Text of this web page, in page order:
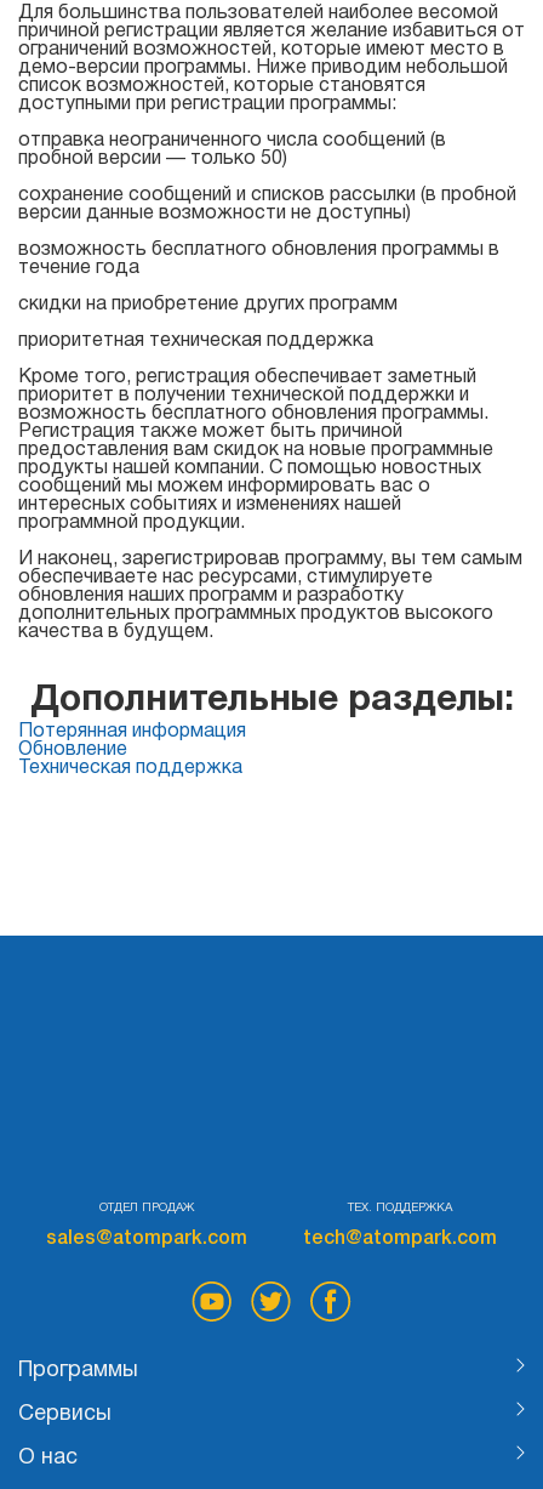
Atomic Email Verifier
Atomic List Manager
Atomic
Email
Studio
Инструмент 6-в-1 для email маркетинга
Тестировать
Для большинства пользователей наиболее весомой
причиной регистрации является желание избавиться от
ограничений возможностей, которые имеют место в
демо-версии программы. Ниже приводим небольшой
список возможностей, которые становятся
доступными при регистрации программы:
отправка неограниченного числа сообщений (в
пробной версии — только 50)
сохранение сообщений и списков рассылки (в пробной
версии данные возможности не доступны)
возможность бесплатного обновления программы в
течение года
скидки на приобретение других программ
приоритетная техническая поддержка
Кроме того, регистрация обеспечивает заметный
приоритет в получении технической поддержки и
возможность бесплатного обновления программы.
Регистрация также может быть причиной
предоставления вам скидок на новые программные
продукты нашей компании. С помощью новостных
сообщений мы можем информировать вас о
интересных событиях и изменениях нашей
программной продукции.
И наконец, зарегистрировав программу, вы тем самым
обеспечиваете нас ресурсами, стимулируете
обновления наших программ и разработку
дополнительных программных продуктов высокого
качества в будущем.
Дополнительные разделы:
Потерянная информация
Обновление
Техническая поддержка
ОТДЕЛ ПРОДАЖ
sales@atompark.com
ТЕХ. ПОДДЕРЖКА
tech@atompark.com
Программы
Сервисы
О нас